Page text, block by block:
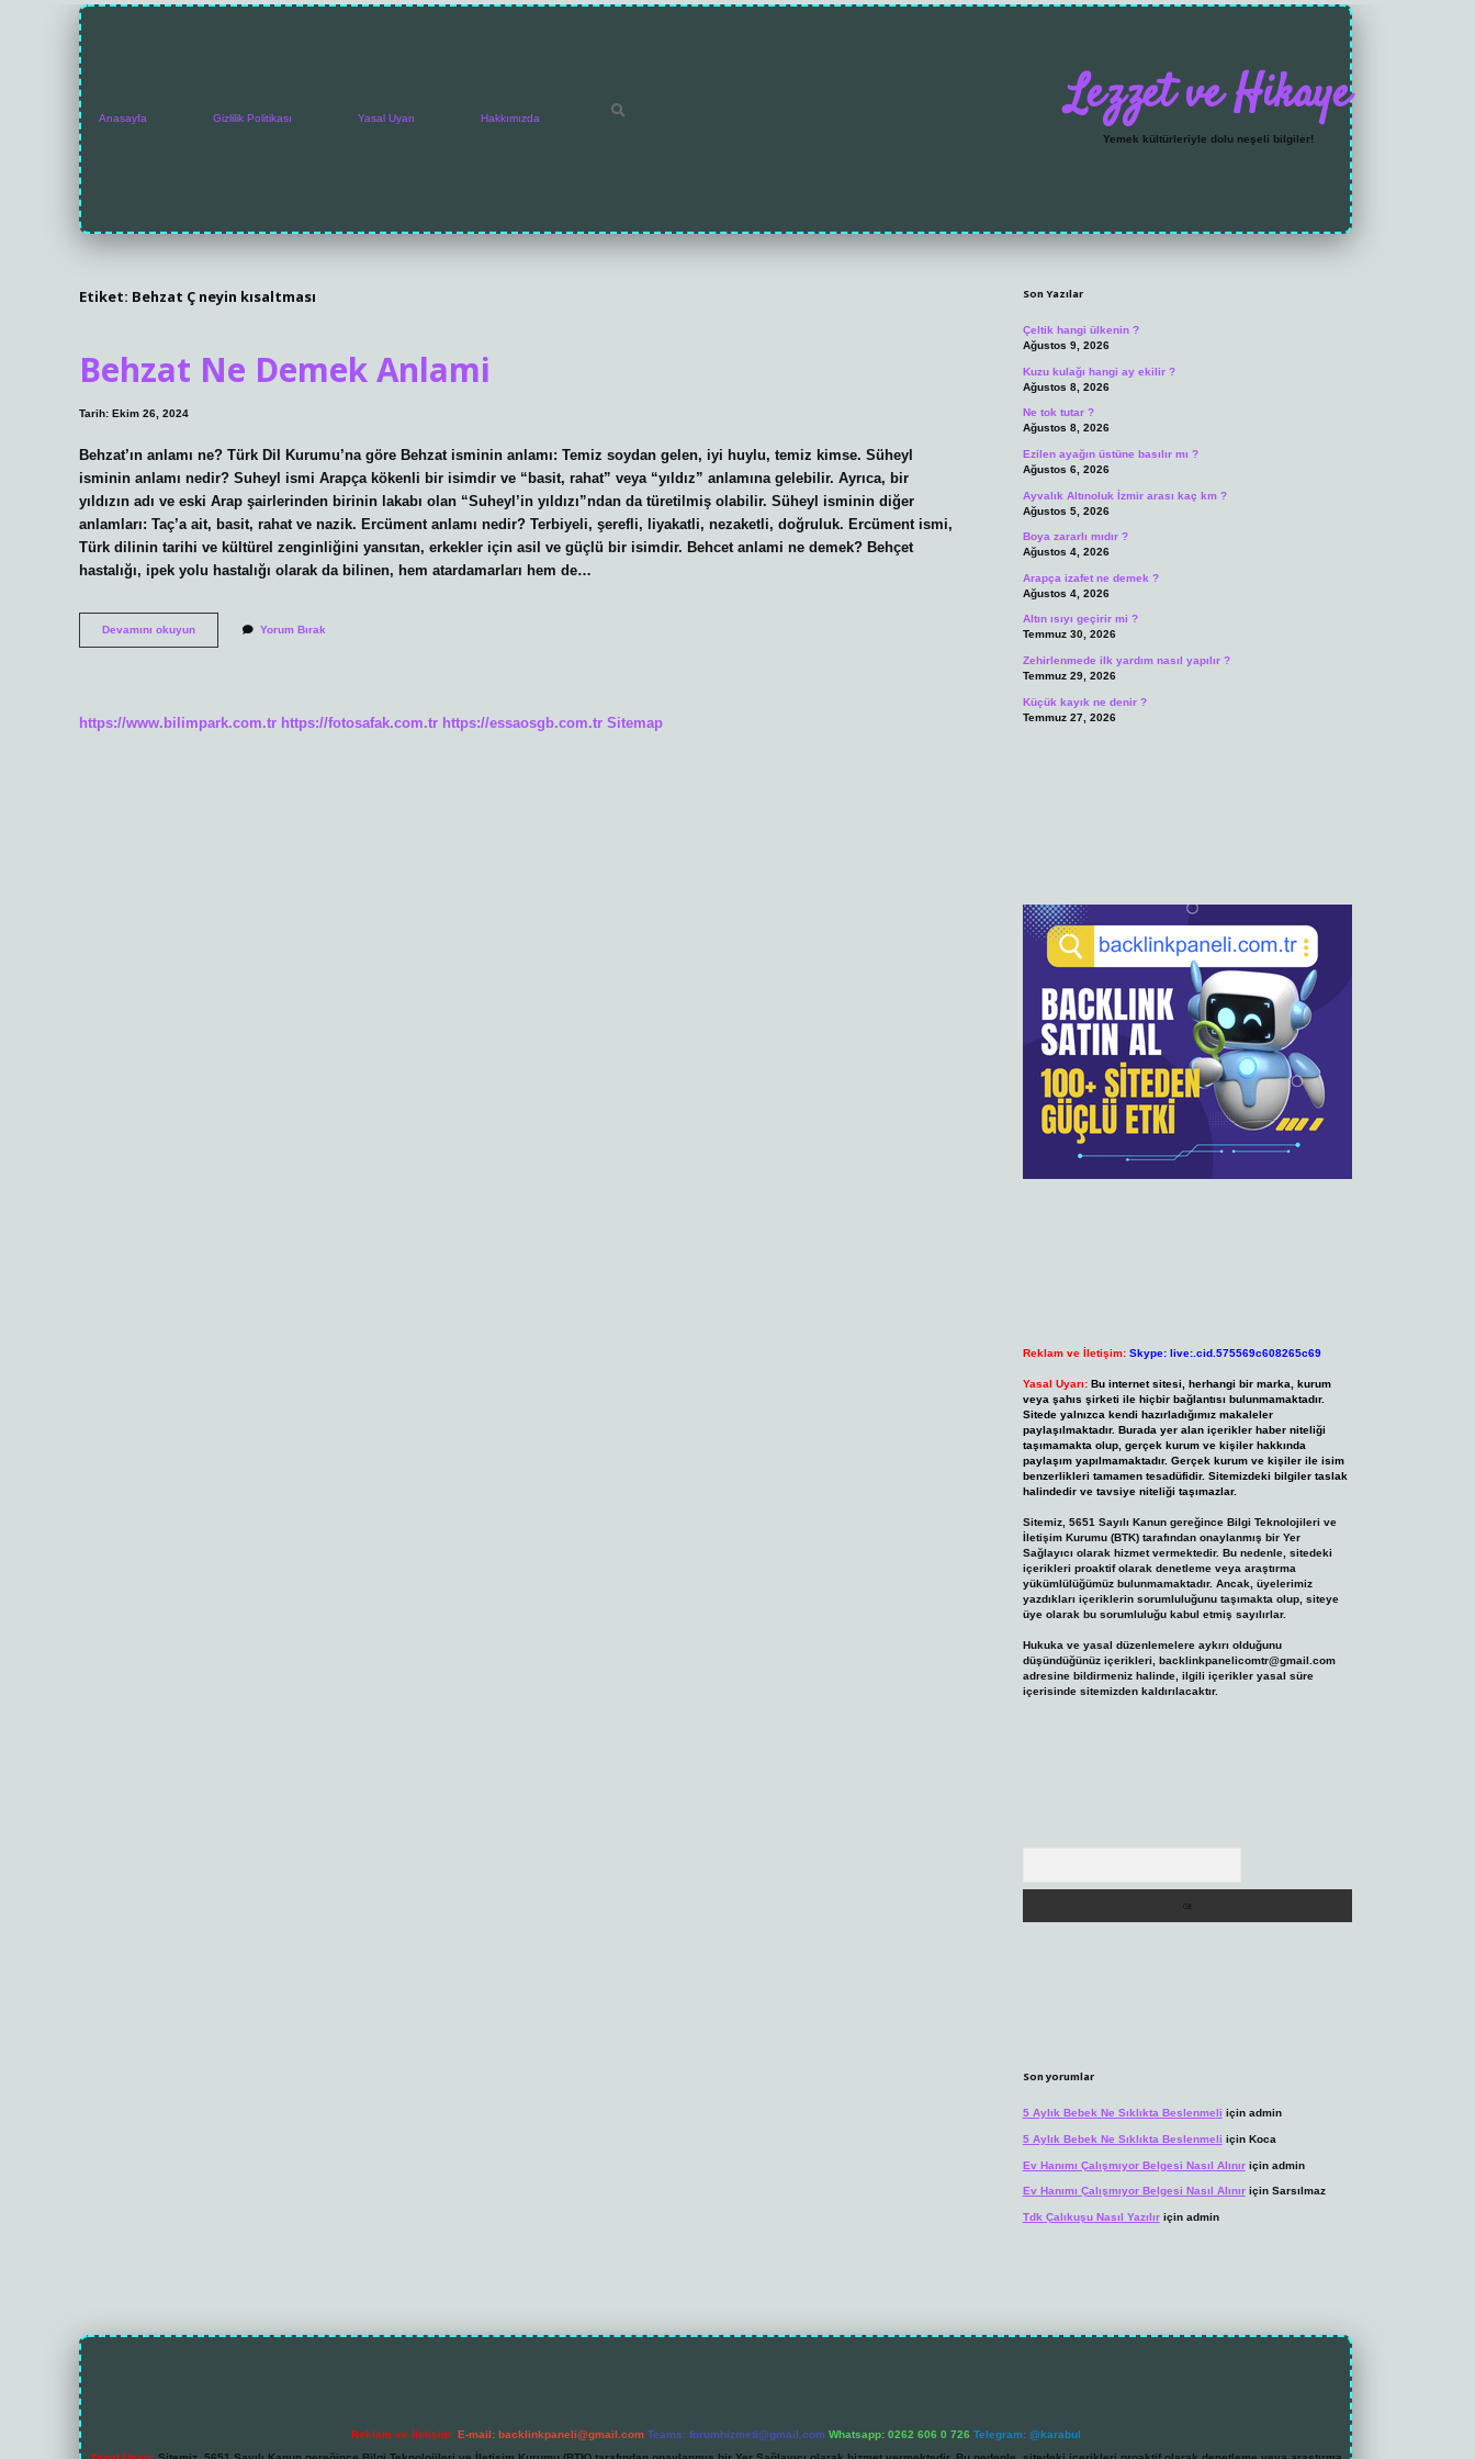
Anasayfa Gizlilik Politikası Yasal Uyarı Hakkımızda Lezzet ve Hikaye
Yemek kültürleriyle dolu neşeli bilgiler!
Etiket: Behzat Ç neyin kısaltması
Behzat Ne Demek Anlami
Tarih: Ekim 26, 2024
Behzat’ın anlamı ne? Türk Dil Kurumu’na göre Behzat isminin anlamı: Temiz soydan gelen, iyi huylu, temiz kimse. Süheyl
isminin anlamı nedir? Suheyl ismi Arapça kökenli bir isimdir ve “basit, rahat” veya “yıldız” anlamına gelebilir. Ayrıca, bir
yıldızın adı ve eski Arap şairlerinden birinin lakabı olan “Suheyl’in yıldızı”ndan da türetilmiş olabilir. Süheyl isminin diğer
anlamları: Taç’a ait, basit, rahat ve nazik. Ercüment anlamı nedir? Terbiyeli, şerefli, liyakatli, nezaketli, doğruluk. Ercüment ismi,
Türk dilinin tarihi ve kültürel zenginliğini yansıtan, erkekler için asil ve güçlü bir isimdir. Behcet anlami ne demek? Behçet
hastalığı, ipek yolu hastalığı olarak da bilinen, hem atardamarları hem de…
Devamını okuyunBehzat
Ne
Yorum Bırak
https://www.bilimpark.com.tr https://fotosafak.com.tr https://essaosgb.com.tr Sitemap
Sidebar
Son Yazılar
Çeltik hangi ülkenin ?
Ağustos 9, 2026
Kuzu kulağı hangi ay ekilir ?
Ağustos 8, 2026
Ne tok tutar ?
Ağustos 8, 2026
Ezilen ayağın üstüne basılır mı ?
Ağustos 6, 2026
Ayvalık Altınoluk İzmir arası kaç km ?
Ağustos 5, 2026
Boya zararlı mıdır ?
Ağustos 4, 2026
Arapça izafet ne demek ?
Ağustos 4, 2026
Altın ısıyı geçirir mi ?
Temmuz 30, 2026
Zehirlenmede ilk yardım nasıl yapılır ?
Temmuz 29, 2026
Küçük kayık ne denir ?
Temmuz 27, 2026
Reklam ve İletişim: Skype: live:.cid.575569c608265c69
Yasal Uyarı: Bu internet sitesi, herhangi bir marka, kurum
veya şahıs şirketi ile hiçbir bağlantısı bulunmamaktadır.
Sitede yalnızca kendi hazırladığımız makaleler
paylaşılmaktadır. Burada yer alan içerikler haber niteliği
taşımamakta olup, gerçek kurum ve kişiler hakkında
paylaşım yapılmamaktadır. Gerçek kurum ve kişiler ile isim
benzerlikleri tamamen tesadüfidir. Sitemizdeki bilgiler taslak
halindedir ve tavsiye niteliği taşımazlar.
Sitemiz, 5651 Sayılı Kanun gereğince Bilgi Teknolojileri ve
İletişim Kurumu (BTK) tarafından onaylanmış bir Yer
Sağlayıcı olarak hizmet vermektedir. Bu nedenle, sitedeki
içerikleri proaktif olarak denetleme veya araştırma
yükümlülüğümüz bulunmamaktadır. Ancak, üyelerimiz
yazdıkları içeriklerin sorumluluğunu taşımakta olup, siteye
üye olarak bu sorumluluğu kabul etmiş sayılırlar.
Hukuka ve yasal düzenlemelere aykırı olduğunu
düşündüğünüz içerikleri, backlinkpanelicomtr@gmail.com
adresine bildirmeniz halinde, ilgili içerikler yasal süre
içerisinde sitemizden kaldırılacaktır.
Son yorumlar
5 Aylık Bebek Ne Sıklıkta Beslenmeli için admin
5 Aylık Bebek Ne Sıklıkta Beslenmeli için Koca
Ev Hanımı Çalışmıyor Belgesi Nasıl Alınıriçin admin
Ev Hanımı Çalışmıyor Belgesi Nasıl Alınıriçin Sarsılmaz
Tdk Çalıkuşu Nasıl Yazılıriçin admin
Reklam ve İletişim: E-mail: backlinkpaneli@gmail.com Teams: forumhizmeti@gmail.com Whatsapp: 0262 606 0 726 Telegram: @karabul